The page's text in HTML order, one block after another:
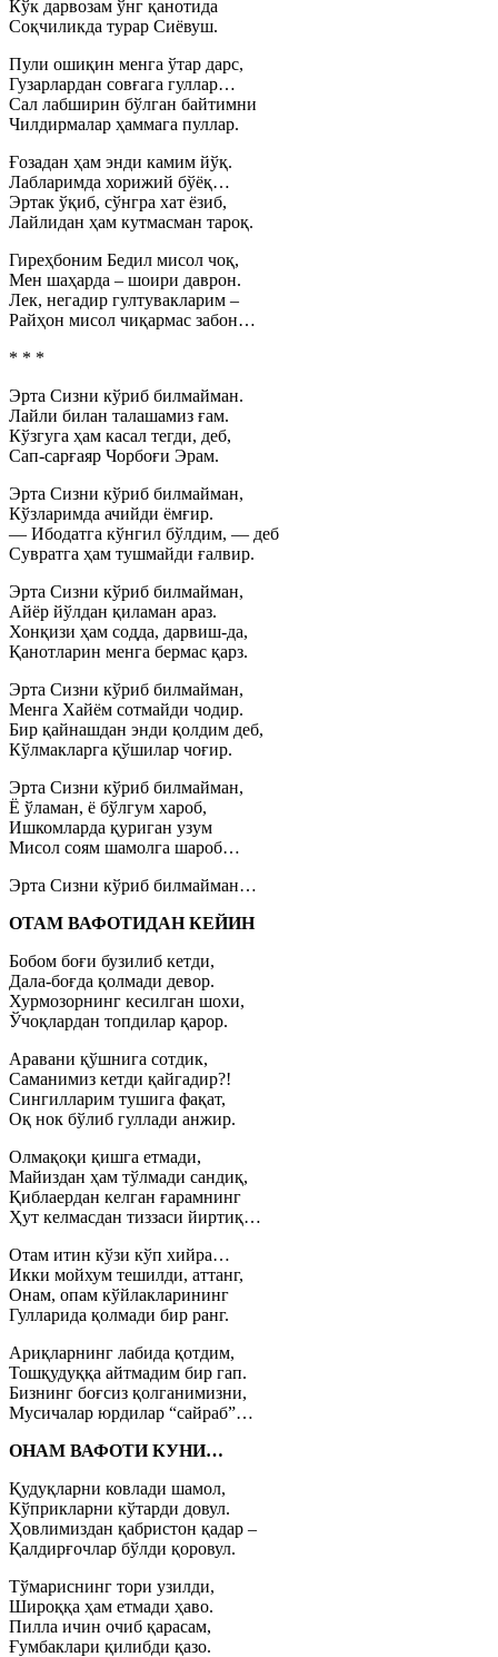
Кўк дарвозам ўнг қанотида
Соқчиликда турар Сиёвуш.
Пули ошиқин менга ўтар дарс,
Гузарлардан совғага гуллар…
Сал лабширин бўлган байтимни
Чилдирмалар ҳаммага пуллар.
Ғозадан ҳам энди камим йўқ.
Лабларимда хорижий бўёқ…
Эртак ўқиб, сўнгра хат ёзиб,
Лайлидан ҳам кутмасман тароқ.
Гиреҳбоним Бедил мисол чоқ,
Мен шаҳарда – шоири даврон.
Лек, негадир гултувакларим –
Райҳон мисол чиқармас забон…
* * *
Эрта Сизни кўриб билмайман.
Лайли билан талашамиз ғам.
Кўзгуга ҳам касал тегди, деб,
Сап-сарғаяр Чорбоғи Эрам.
Эрта Сизни кўриб билмайман,
Кўзларимда ачийди ёмғир.
— Ибодатга кўнгил бўлдим, — деб
Сувратга ҳам тушмайди ғалвир.
Эрта Сизни кўриб билмайман,
Айёр йўлдан қиламан араз.
Хонқизи ҳам содда, дарвиш-да,
Қанотларин менга бермас қарз.
Эрта Сизни кўриб билмайман,
Менга Хайём сотмайди чодир.
Бир қайнашдан энди қолдим деб,
Кўлмакларга қўшилар чоғир.
Эрта Сизни кўриб билмайман,
Ё ўламан, ё бўлгум хароб,
Ишкомларда қуриган узум
Мисол соям шамолга шароб…
Эрта Сизни кўриб билмайман…
ОТАМ ВАФОТИДАН КЕЙИН
Бобом боғи бузилиб кетди,
Дала-боғда қолмади девор.
Хурмозорнинг кесилган шохи,
Ўчоқлардан топдилар қарор.
Аравани қўшнига сотдик,
Саманимиз кетди қайгадир?!
Сингилларим тушига фақат,
Оқ нок бўлиб гуллади анжир.
Олмақоқи қишга етмади,
Майиздан ҳам тўлмади сандиқ,
Қиблаердан келган ғарамнинг
Ҳут келмасдан тиззаси йиртиқ…
Отам итин кўзи кўп хийра…
Икки мойхум тешилди, аттанг,
Онам, опам кўйлакларининг
Гулларида қолмади бир ранг.
Ариқларнинг лабида қотдим,
Тошқудуққа айтмадим бир гап.
Бизнинг боғсиз қолганимизни,
Мусичалар юрдилар “сайраб”…
ОНАМ ВАФОТИ КУНИ…
Қудуқларни ковлади шамол,
Кўприкларни кўтарди довул.
Ҳовлимиздан қабристон қадар –
Қалдирғочлар бўлди қоровул.
Тўмариснинг тори узилди,
Широққа ҳам етмади ҳаво.
Пилла ичин очиб қарасам,
Ғумбаклари қилибди қазо.